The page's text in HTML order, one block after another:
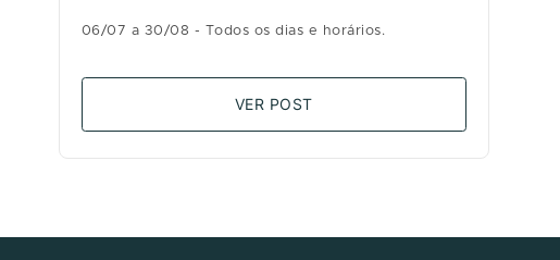
06/07 a 30/08 - Todos os dias e horários.
VER POST